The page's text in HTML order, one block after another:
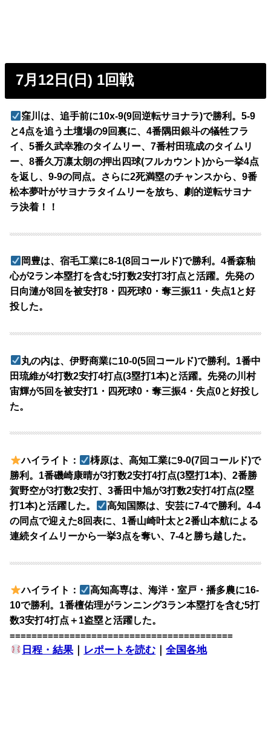
7月12日(日) 1回戦
窪川は、追手前に10x-9(9回逆転サヨナラ)で勝利。5-9
と4点を追う土壇場の9回裏に、4番隅田銀斗の犠牲フラ
イ、5番久武幸雅のタイムリー、7番村田琉成のタイムリ
ー、8番久万凛太朗の押出四球(フルカウント)から一挙4点
を返し、9-9の同点。さらに2死満塁のチャンスから、9番
松本夢叶がサヨナラタイムリーを放ち、劇的逆転サヨナ
ラ決着！！
岡豊は、宿毛工業に8-1(8回コールド)で勝利。4番森釉
心が2ラン本塁打を含む5打数2安打3打点と活躍。先発の
日向漣が8回を被安打8・四死球0・奪三振11・失点1と好
投した。
丸の内は、伊野商業に10-0(5回コールド)で勝利。1番中
田琉維が4打数2安打4打点(3塁打1本)と活躍。先発の川村
宙輝が5回を被安打1・四死球0・奪三振4・失点0と好投し
た。
ハイライト：
梼原は、高知工業に9-0(7回コールド)で
勝利。1番磯崎康晴が3打数2安打4打点(3塁打1本)、2番勝
賀野空が3打数2安打、3番田中旭が3打数2安打4打点(2塁
打1本)と活躍した。
高知国際は、安芸に7-4で勝利。4-4
の同点で迎えた8回表に、1番山崎叶太と2番山本航による
連続タイムリーから一挙3点を奪い、7-4と勝ち越した。
ハイライト：
高知高専は、海洋・室戸・播多農に16-
10で勝利。1番檀佑理がランニング3ラン本塁打を含む5打
数3安打4打点＋1盗塁と活躍した。
=========================================
日程・結果｜ レポートを読む ｜全国各地